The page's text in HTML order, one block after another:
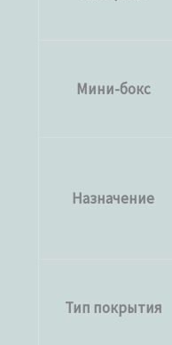
Мини-бокс
Назначение
Тип покрытия